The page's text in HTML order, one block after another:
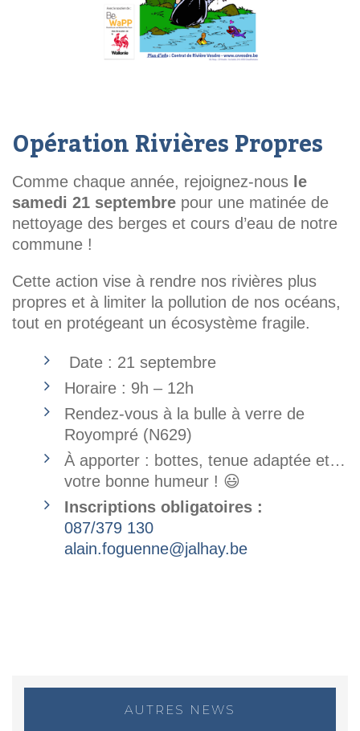
Opération Rivières Propres
Comme chaque année, rejoignez-nous le
samedi 21 septembre pour une matinée de
nettoyage des berges et cours d’eau de notre
commune !
Cette action vise à rendre nos rivières plus
propres et à limiter la pollution de nos océans,
tout en protégeant un écosystème fragile.
Date : 21 septembre
Horaire : 9h – 12h
Rendez-vous à la bulle à verre de
Royompré (N629)
À apporter : bottes, tenue adaptée et…
votre bonne humeur ! 😃
Inscriptions obligatoires :
087/379 130
alain.foguenne@jalhay.be
AUTRES NEWS